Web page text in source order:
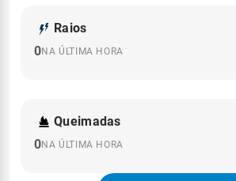
Raios
0NA ÚLTIMA HORA
Queimadas
0NA ÚLTIMA HORA